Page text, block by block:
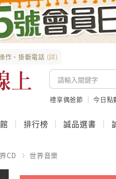
作、掛斷電話 (詳)
禮享偶爸節 今日點
排行榜 誠品選書
CD 世界音樂